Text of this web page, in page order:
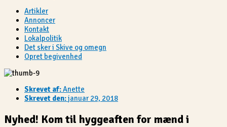
Artikler
Annoncer
Kontakt
Lokalpolitik
Det sker i Skive og omegn
Opret begivenhed
Skrevet af:Anette
Skrevet den:januar 29, 2018
Nyhed! Kom til hyggeaften for mænd i